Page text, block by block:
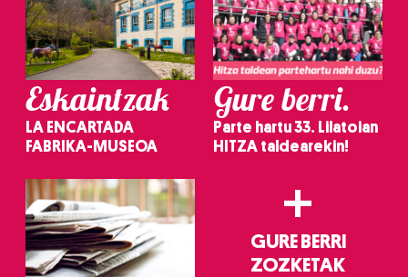
Eskaintzak
LA ENCARTADA
FABRIKA-MUSEOA
Gure berri.
Parte hartu 33. Lilatoian
HITZA taldearekin!
+
GURE BERRI
ZOZKETAK